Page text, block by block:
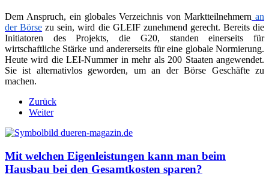
Dem Anspruch, ein globales Verzeichnis von Marktteilnehmern an
der Börse zu sein, wird die GLEIF zunehmend gerecht. Bereits die
Initiatoren des Projekts, die G20, standen einerseits für
wirtschaftliche Stärke und andererseits für eine globale Normierung.
Heute wird die LEI-Nummer in mehr als 200 Staaten angewendet.
Sie ist alternativlos geworden, um an der Börse Geschäfte zu
machen.
Zurück
Weiter
Mit welchen Eigenleistungen kann man beim
Hausbau bei den Gesamtkosten sparen?